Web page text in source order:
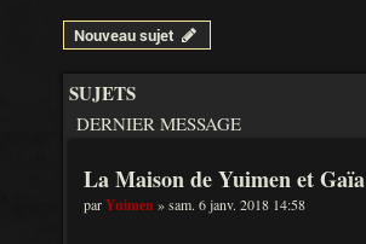
Nouveau sujet
SUJETS
DERNIER MESSAGE
La Maison de Yuimen et Gaïa
parYuimen» sam. 6 janv. 2018 14:58